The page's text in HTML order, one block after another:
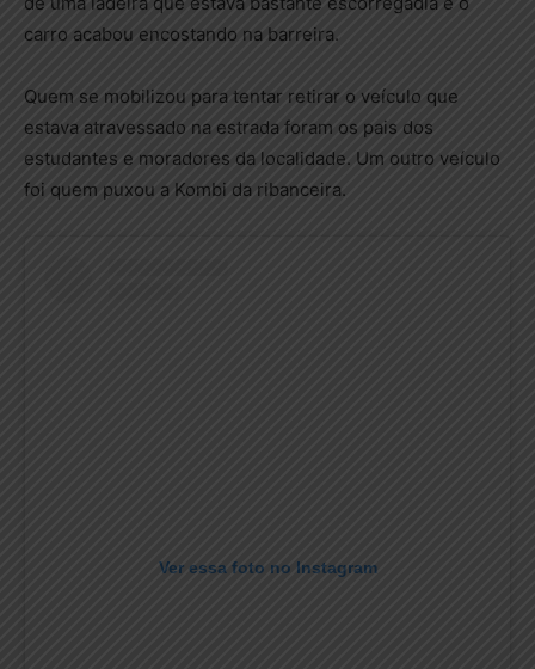
carro acabou encostando na barreira.
Quem se mobilizou para tentar retirar o veículo que
estava atravessado na estrada foram os pais dos
estudantes e moradores da localidade. Um outro veículo
foi quem puxou a Kombi da ribanceira.
Ver essa foto no Instagram